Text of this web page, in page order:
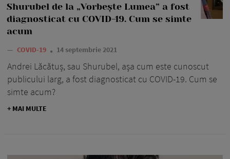
Shurubel de la „Vorbește Lumea” a fost
diagnosticat cu COVID-19. Cum se simte
acum
— COVID-19 14 septembrie 2021
Andrei Lăcătuș, sau Shurubel, așa cum este cunoscut
publicului larg, a fost diagnosticat cu COVID-19. Cum se
simte acum?
+ MAI MULTE